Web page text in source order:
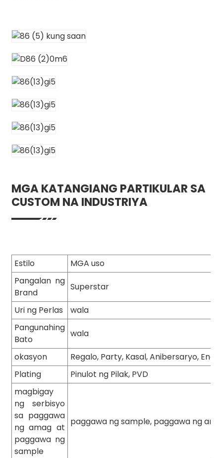
MGA KATANGIANG PARTIKULAR SA
CUSTOM NA INDUSTRIYA
Estilo
MGA uso
Pangalan ng
Brand
Superstar
Uri ng Perlas
wala
Pangunahing
Bato
wala
okasyon
Regalo, Party, Kasal, Anibersaryo,
Plating
Pinulot ng Pilak, PVD
magbigay
ng serbisyo
sa paggawa
ng amag at
paggawa ng
sample
paggawa ng sample, paggawa ng